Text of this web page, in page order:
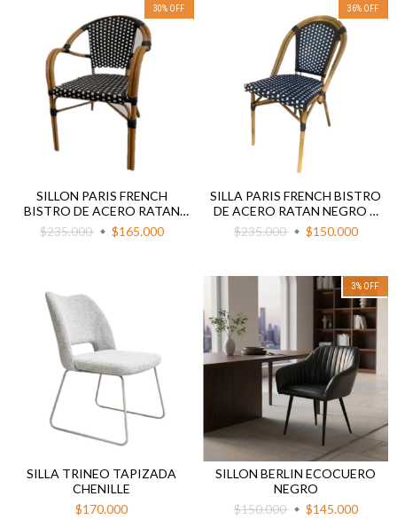
30% OFF
SILLON PARIS FRENCH
BISTRO DE ACERO RATAN
NEGRO Y BLANCO LUNARES
$235.000 $165.000
36% OFF
SILLA PARIS FRENCH BISTRO
DE ACERO RATAN NEGRO Y
BLANCO LUNARES
$235.000 $150.000
SILLA TRINEO TAPIZADA
CHENILLE
$170.000
3% OFF
SILLON BERLIN ECOCUERO
NEGRO
$150.000
$145.000